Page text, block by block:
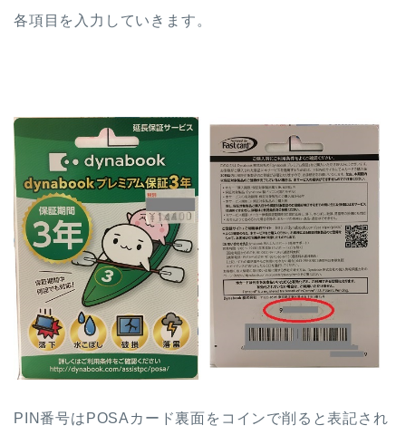
各項目を入力していきます。
PIN番号はPOSAカード裏面をコインで削ると表記され